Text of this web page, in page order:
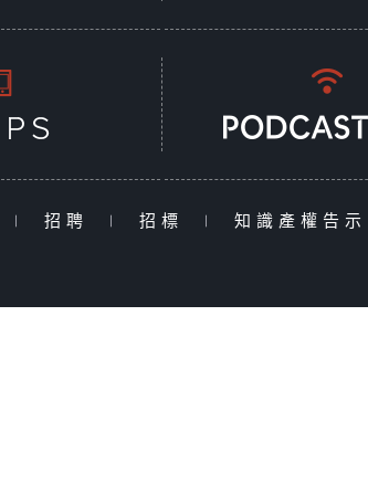
| 招聘 | 招標 | 知識產權告示